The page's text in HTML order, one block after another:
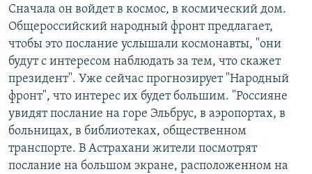
Сначала он войдет в космос, в космический дом.
Общероссийский народный фронт предлагает,
чтобы это послание услышали космонавты, "они
будут с интересом наблюдать за тем, что скажет
президент". Уже сейчас прогнозирует "Народный
фронт", что интерес их будет большим. "Россияне
увидят послание на горе Эльбрус, в аэропортах, в
больницах, в библиотеках, общественном
транспорте. В Астрахани жители посмотрят
послание на большом экране, расположенном на